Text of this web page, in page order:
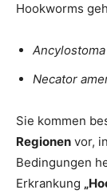
Hookworms
Necator
Sie kommen
Regionen vor,
Bedingungen
Erkrankung